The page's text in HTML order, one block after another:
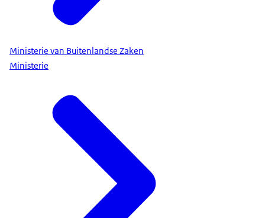
Ministerie van Buitenlandse Zaken
Ministerie